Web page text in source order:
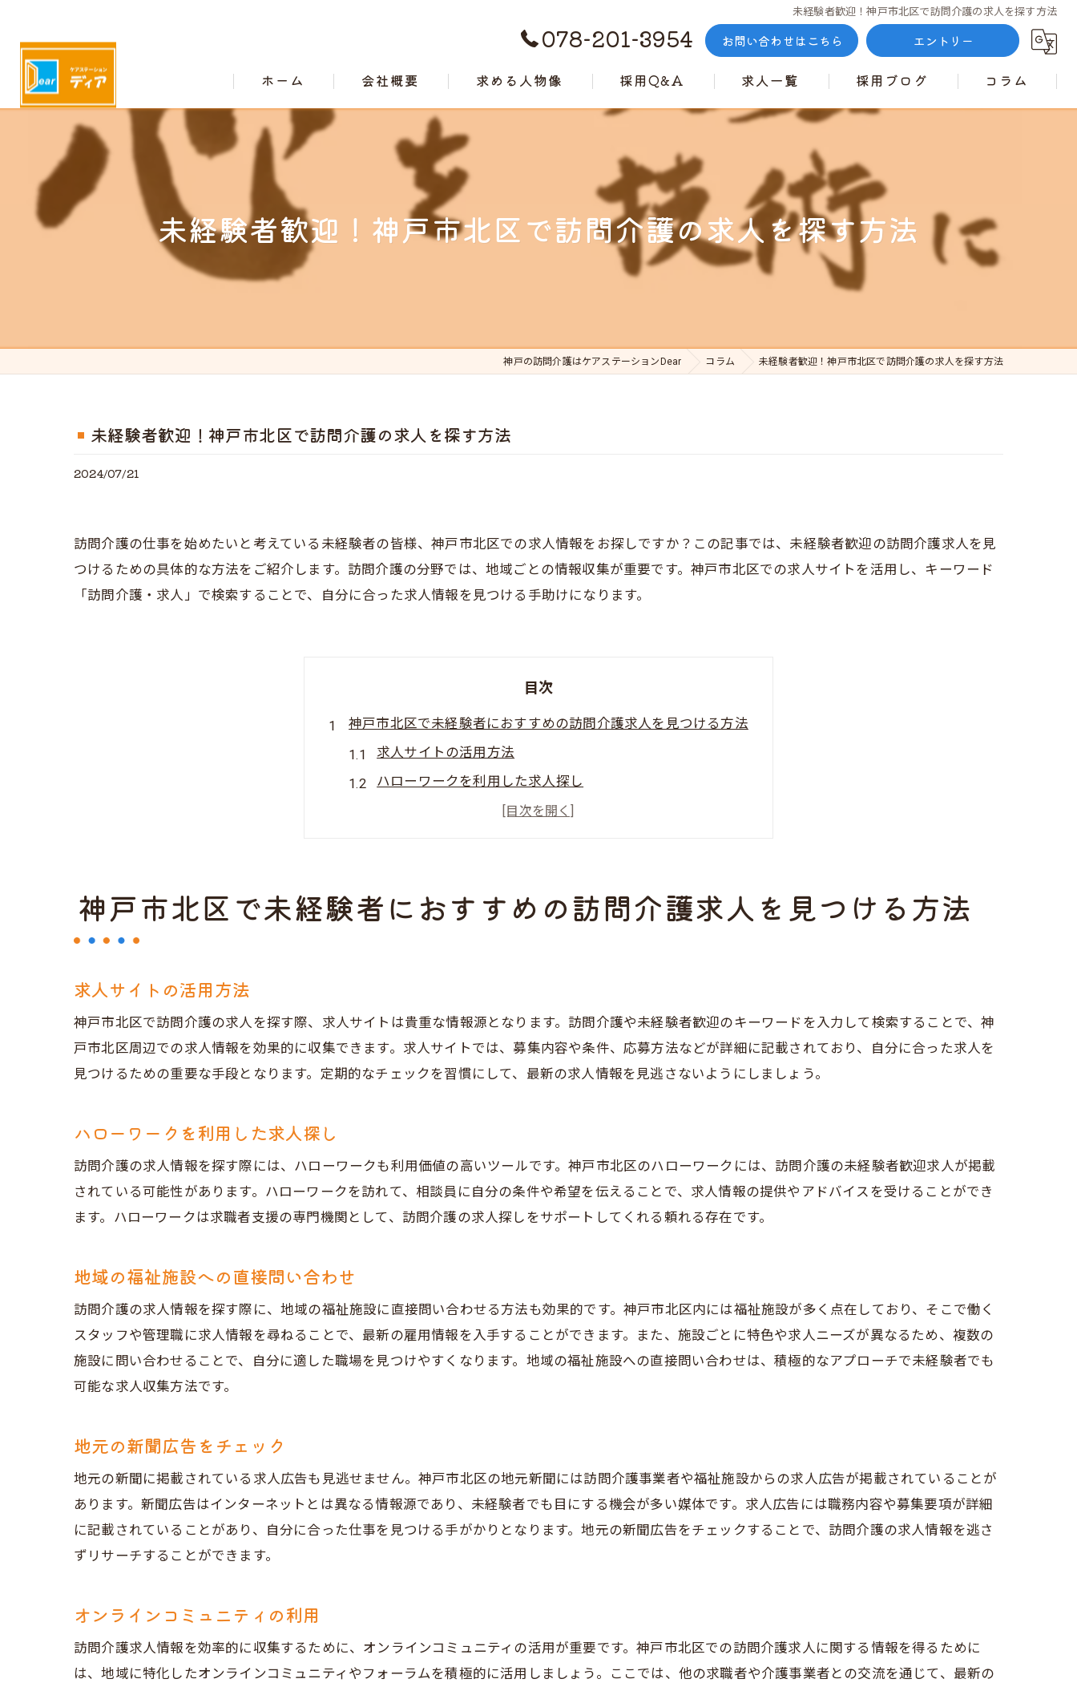
未経験者歓迎！神戸市北区で訪問介護の求人を探す方法
078-201-3954 お問い合わせはこちら エントリー
ホーム 会社概要 求める人物像 採用Q&A 求人一覧 採用ブログ コラム
未経験者歓迎！神戸市北区で訪問介護の求人を探す方法
神戸の訪問介護はケアステーションDear コラム 未経験者歓迎！神戸市北区で訪問介護の求人を探す方法
未経験者歓迎！神戸市北区で訪問介護の求人を探す方法
2024/07/21
訪問介護の仕事を始めたいと考えている未経験者の皆様、神戸市北区での求人情報をお探しですか？この記事では、未経験者歓迎の訪問介護求人を見
つけるための具体的な方法をご紹介します。訪問介護の分野では、地域ごとの情報収集が重要です。神戸市北区での求人サイトを活用し、キーワード
「訪問介護・求人」で検索することで、自分に合った求人情報を見つける手助けになります。
目次
神戸市北区で未経験者におすすめの訪問介護求人を見つける方法
求人サイトの活用方法
ハローワークを利用した求人探し
地域の福祉施設への直接問い合わせ
訪問介護事業者の公式サイトを確認
未経験者必見！神戸市北区で訪問介護求人を探すポイント
待遇面の比較方法
職場環境をリサーチする方法
訪問介護の具体的な仕事内容
複数の求人サイトを活用する
SNSを利用した情報収集
介護専門の求人フェアに参加する
友人や知人からの紹介を受ける
訪問介護のキャリアを神戸市北区でスタートするための求人探し
訪問介護の資格取得方法
未経験者向けのサポート制度
長期的なキャリアプランの立て方
神戸市北区で未経験歓迎の訪問介護求人を見つける秘訣
求人情報を定期的に確認する
効果的な質問の仕方
神戸市北区で未経験者におすすめの訪問介護求人を見つける方法
求人サイトの活用方法
神戸市北区で訪問介護の求人を探す際、求人サイトは貴重な情報源となります。訪問介護や未経験者歓迎のキーワードを入力して検索することで、神
戸市北区周辺での求人情報を効果的に収集できます。求人サイトでは、募集内容や条件、応募方法などが詳細に記載されており、自分に合った求人を
見つけるための重要な手段となります。定期的なチェックを習慣にして、最新の求人情報を見逃さないようにしましょう。
ハローワークを利用した求人探し
訪問介護の求人情報を探す際には、ハローワークも利用価値の高いツールです。神戸市北区のハローワークには、訪問介護の未経験者歓迎求人が掲載
されている可能性があります。ハローワークを訪れて、相談員に自分の条件や希望を伝えることで、求人情報の提供やアドバイスを受けることができ
ます。ハローワークは求職者支援の専門機関として、訪問介護の求人探しをサポートしてくれる頼れる存在です。
地域の福祉施設への直接問い合わせ
訪問介護の求人情報を探す際に、地域の福祉施設に直接問い合わせる方法も効果的です。神戸市北区内には福祉施設が多く点在しており、そこで働く
スタッフや管理職に求人情報を尋ねることで、最新の雇用情報を入手することができます。また、施設ごとに特色や求人ニーズが異なるため、複数の
施設に問い合わせることで、自分に適した職場を見つけやすくなります。地域の福祉施設への直接問い合わせは、積極的なアプローチで未経験者でも
可能な求人収集方法です。
地元の新聞広告をチェック
地元の新聞に掲載されている求人広告も見逃せません。神戸市北区の地元新聞には訪問介護事業者や福祉施設からの求人広告が掲載されていることが
あります。新聞広告はインターネットとは異なる情報源であり、未経験者でも目にする機会が多い媒体です。求人広告には職務内容や募集要項が詳細
に記載されていることがあり、自分に合った仕事を見つける手がかりとなります。地元の新聞広告をチェックすることで、訪問介護の求人情報を逃さ
ずリサーチすることができます。
オンラインコミュニティの利用
訪問介護求人情報を効率的に収集するために、オンラインコミュニティの活用が重要です。神戸市北区での訪問介護求人に関する情報を得るために
は、地域に特化したオンラインコミュニティやフォーラムを積極的に活用しましょう。ここでは、他の求職者や介護事業者との交流を通じて、最新の